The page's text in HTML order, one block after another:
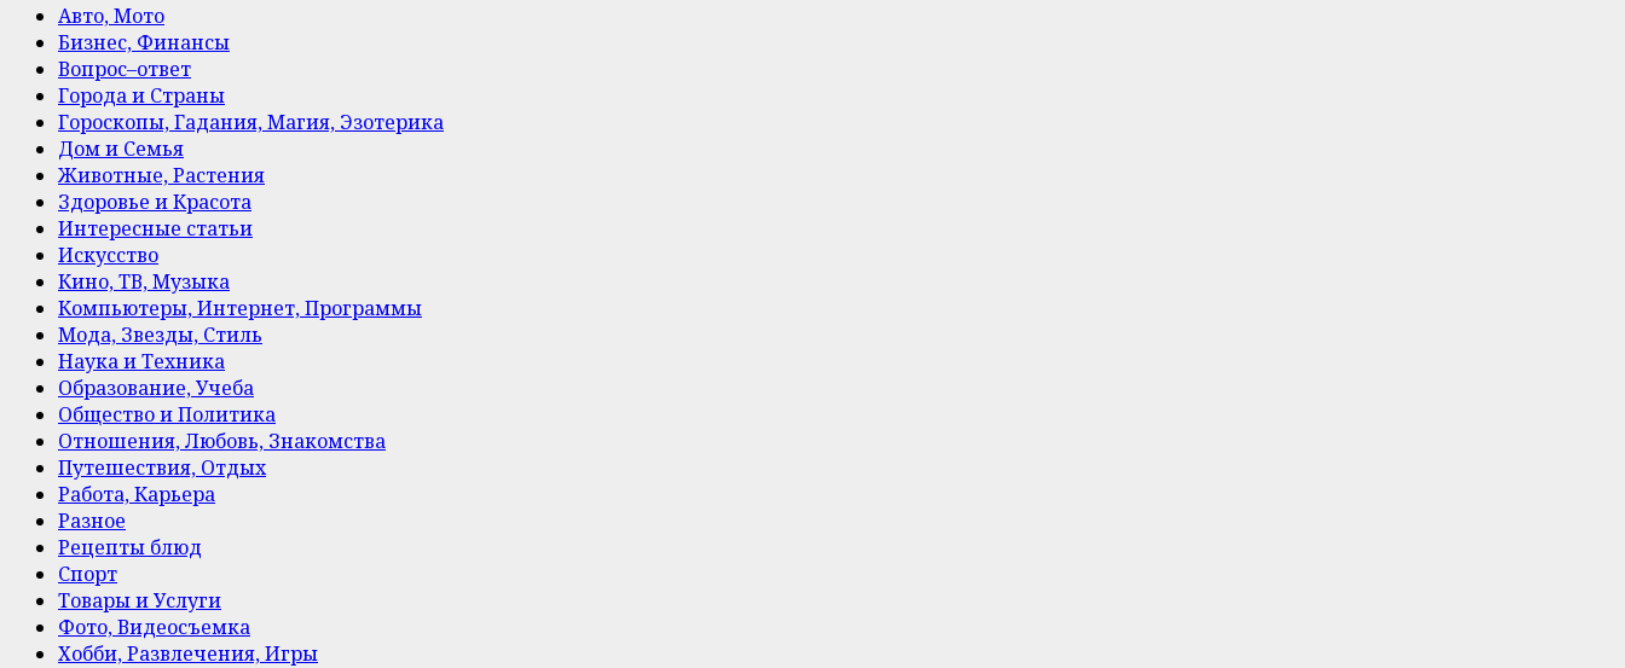
Авто, Мото
Бизнес, Финансы
Вопрос–ответ
Города и Страны
Гороскопы, Гадания, Магия, Эзотерика
Дом и Семья
Животные, Растения
Здоровье и Красота
Интересные статьи
Искусство
Кино, ТВ, Музыка
Компьютеры, Интернет, Программы
Мода, Звезды, Стиль
Наука и Техника
Образование, Учеба
Общество и Политика
Отношения, Любовь, Знакомства
Путешествия, Отдых
Работа, Карьера
Разное
Рецепты блюд
Спорт
Товары и Услуги
Фото, Видеосъемка
Хобби, Развлечения, Игры